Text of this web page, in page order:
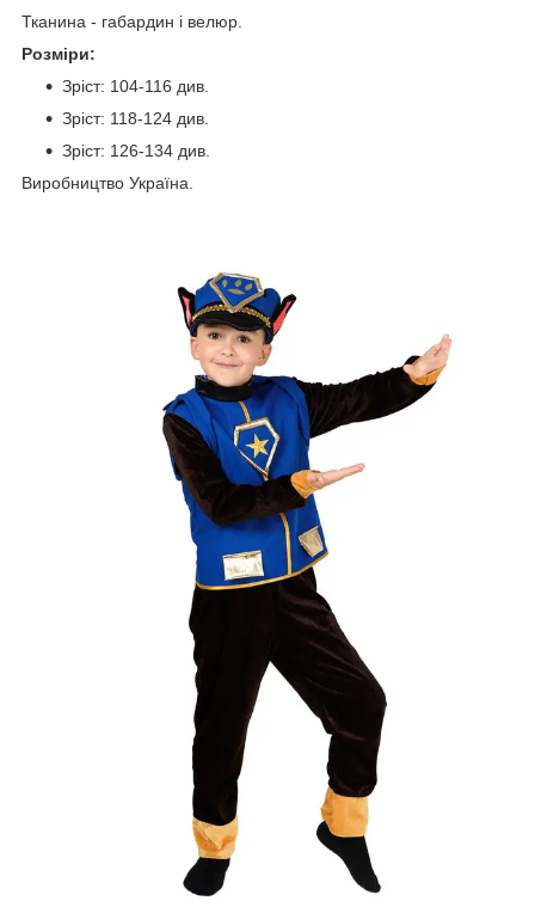
Тканина - габардин і велюр.
Розміри:
Зріст: 104-116 див.
Зріст: 118-124 див.
Зріст: 126-134 див.
Виробництво Україна.